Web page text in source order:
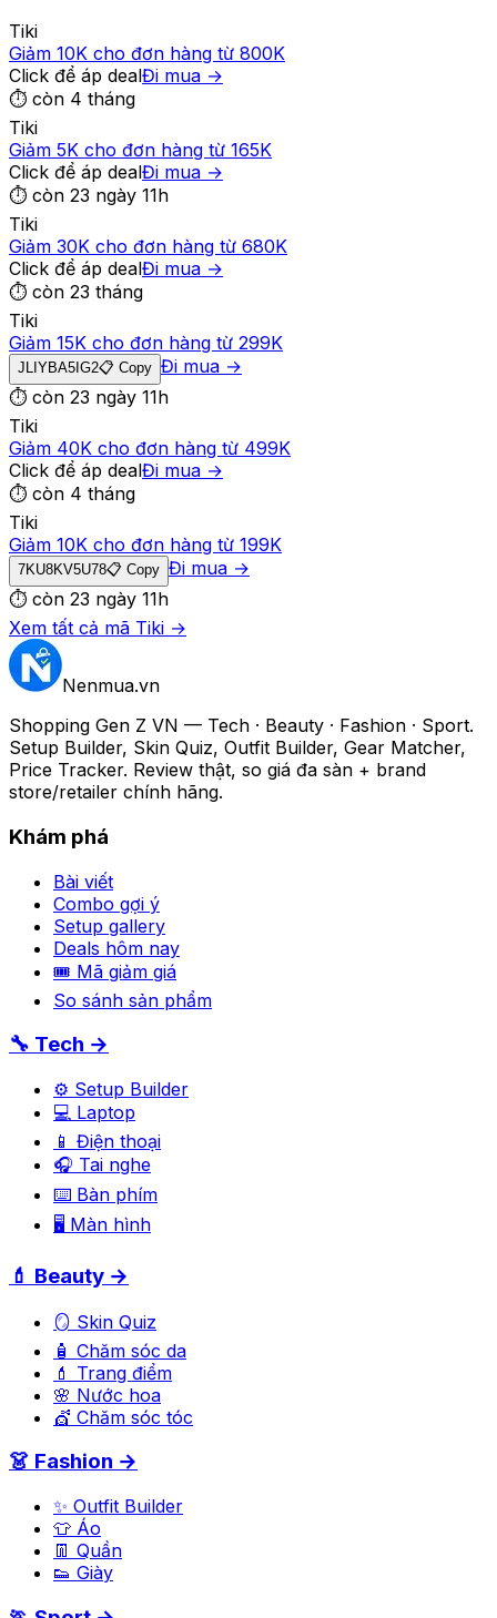
Tiki
Giảm 10K cho đơn hàng từ 800K
Click để áp dealĐi mua →
⏱ còn 4 tháng
Tiki
Giảm 5K cho đơn hàng từ 165K
Click để áp dealĐi mua →
⏱ còn 23 ngày 11h
Tiki
Giảm 30K cho đơn hàng từ 680K
Click để áp dealĐi mua →
⏱ còn 23 tháng
Tiki
Giảm 15K cho đơn hàng từ 299K
JLIYBA5IG2📋 Copy Đi mua →
⏱ còn 23 ngày 11h
Tiki
Giảm 40K cho đơn hàng từ 499K
Click để áp dealĐi mua →
⏱ còn 4 tháng
Tiki
Giảm 10K cho đơn hàng từ 199K
7KU8KV5U78📋 Copy Đi mua →
⏱ còn 23 ngày 11h
Xem tất cả mã Tiki →
Nenmua.vn
Shopping Gen Z VN — Tech · Beauty · Fashion · Sport.
Setup Builder, Skin Quiz, Outfit Builder, Gear Matcher,
Price Tracker. Review thật, so giá đa sàn + brand
store/retailer chính hãng.
Khám phá
Bài viết
Combo gợi ý
Setup gallery
Deals hôm nay
🎟 Mã giảm giá
So sánh sản phẩm
🔧 Tech →
⚙️ Setup Builder
💻 Laptop
📱 Điện thoại
🎧 Tai nghe
⌨️ Bàn phím
🖥️ Màn hình
💄 Beauty →
🪞 Skin Quiz
🧴 Chăm sóc da
💄 Trang điểm
🌸 Nước hoa
💇 Chăm sóc tóc
👗 Fashion →
✨ Outfit Builder
👕 Áo
👖 Quần
👟 Giày